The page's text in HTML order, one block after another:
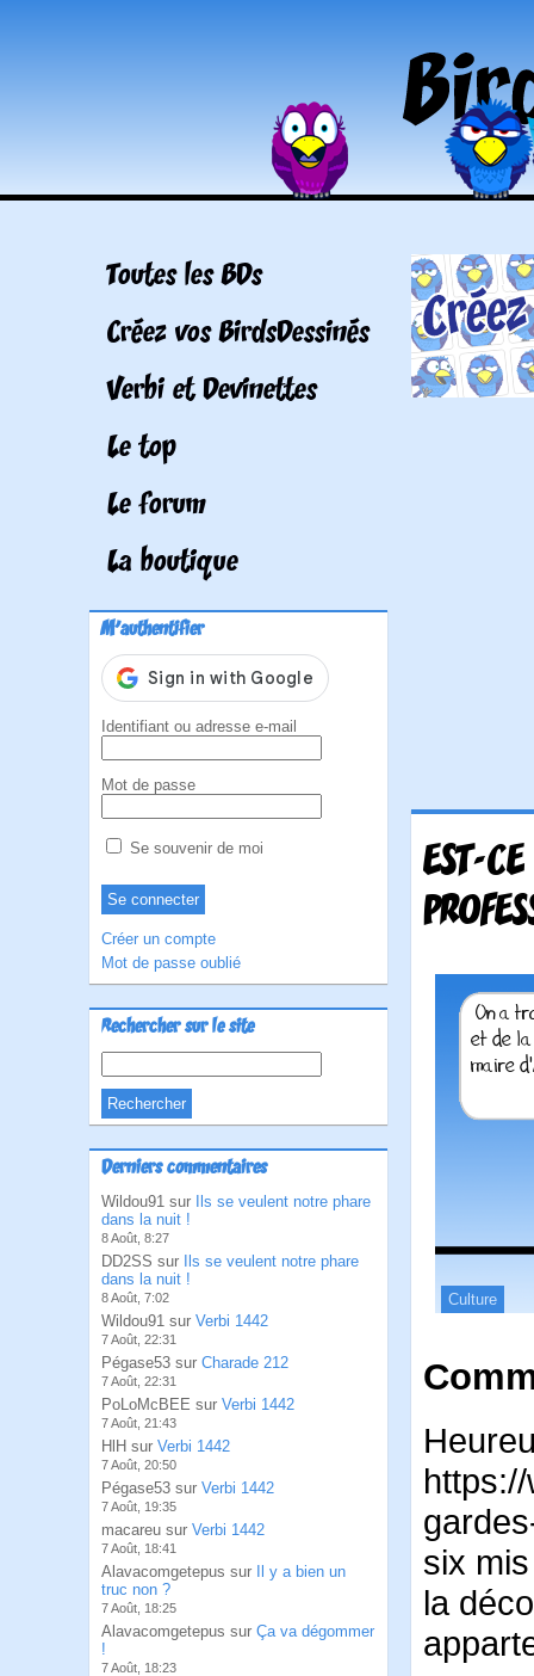
Toutes les BDs
Créez vos BirdsDessinés
Verbi et Devinettes
Le top
Le forum
La boutique
M'authentifier
Identifiant ou adresse e-mail
Mot de passe
Se souvenir de moi
Créer un compte
Mot de passe oublié
Rechercher sur le site
Derniers commentaires
Wildou91 sur
Ils se veulent notre phare
dans la nuit !
8 Août, 8:27
DD2SS sur
Ils se veulent notre phare
dans la nuit !
8 Août, 7:02
Wildou91 sur Verbi 1442
7 Août, 22:31
Pégase53 sur Charade 212
7 Août, 22:31
PoLoMcBEE sur Verbi 1442
7 Août, 21:43
HlH sur Verbi 1442
7 Août, 20:50
Pégase53 sur Verbi 1442
7 Août, 19:35
macareu sur Verbi 1442
7 Août, 18:41
Alavacomgetepus sur
Il y a bien un
truc non ?
7 Août, 18:25
Alavacomgetepus sur Ça va dégommer
!
7 Août, 18:23
EST-
Culture
six
la